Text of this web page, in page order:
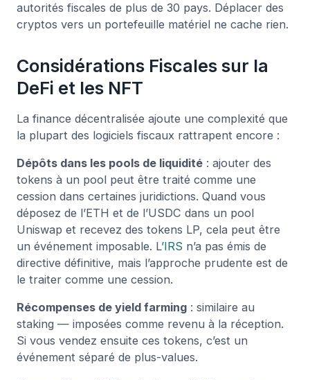
autorités fiscales de plus de 30 pays. Déplacer des
cryptos vers un portefeuille matériel ne cache rien.
Considérations Fiscales sur la
DeFi et les NFT
La finance décentralisée ajoute une complexité que
la plupart des logiciels fiscaux rattrapent encore :
Dépôts dans les pools de liquidité : ajouter des
tokens à un pool peut être traité comme une
cession dans certaines juridictions. Quand vous
déposez de l’ETH et de l’USDC dans un pool
Uniswap et recevez des tokens LP, cela peut être
un événement imposable. L’IRS n’a pas émis de
directive définitive, mais l’approche prudente est de
le traiter comme une cession.
Récompenses de yield farming : similaire au
staking — imposées comme revenu à la réception.
Si vous vendez ensuite ces tokens, c’est un
événement séparé de plus-values.